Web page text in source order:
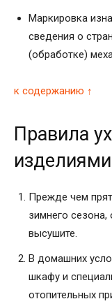
Маркировка
сведения о
(обработке)
к содержанию ↑
Правила
Прежде чем
зимнего сезона,
высушите.
В домашних
шкафу и
отопительных